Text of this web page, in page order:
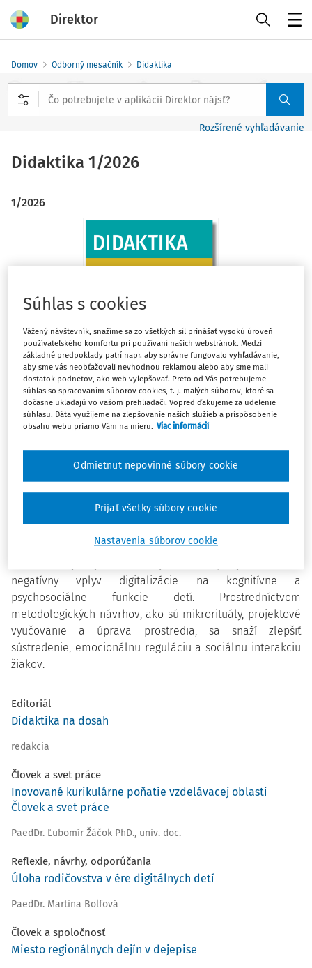
Direktor
Domov Odborný mesačník Didaktika
Rozšírené vyhľadávanie
Didaktika 1/2026
1/2026
Téma mesiaca
Metodický návrh integrácie digitálneho well-being
PaedDr. Beáta Pošteková PhD.
Článok sa zameriava na integráciu digitálneho well-being
negatívny vplyv digitalizácie na kognitívne a
psychosociálne funkcie detí. Prostredníctvom
metodologických návrhov, ako sú mikrorituály, projektové
vyučovanie a úprava prostredia, sa snaží zlepšiť
sústredenie, emocionálnu reguláciu a sociálnu interakciu
žiakov.
Editoriál
Didaktika na dosah
redakcia
Človek a svet práce
Inovované kurikulárne poňatie vzdelávacej oblasti
Človek a svet práce
PaedDr. Ľubomír Žáčok PhD., univ. doc.
Reflexie, návrhy, odporúčania
Úloha rodičovstva v ére digitálnych detí
PaedDr. Martina Bolfová
Človek a spoločnosť
Miesto regionálnych dejín v dejepise
Súhlas s cookies
Vážený návštevník, snažíme sa zo všetkých síl prinášať vysokú úroveň
používateľského komfortu pri používaní našich webstránok. Medzi
základné predpoklady patrí napr. aby správne fungovalo vyhľadávanie,
aby sme vás neobťažovali nevhodnou reklamou alebo aby sme mali
dostatok podnetov, ako web vylepšovať. Preto od Vás potrebujeme
súhlas so spracovaním súborov cookies, t. j. malých súborov, ktoré sa
dočasne ukladajú vo vašom prehliadači. Vopred ďakujeme za udelenie
súhlasu. Dáta využijeme na zlepšovanie našich služieb a prispôsobenie
obsahu webu priamo Vám na mieru. Viac informácií
Nastavenia súborov cookie
Odmietnut nepovinné súbory cookie
Prijať všetky súbory cookie